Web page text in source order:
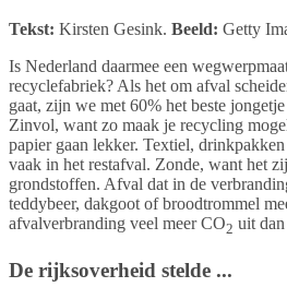
Tekst: Kirsten Gesink. Beeld: Getty
Is Nederland daarmee een
recyclefabriek? Als het om afval
gaat, zijn we met 60% het beste
Zinvol, want zo maak je recycling
papier gaan lekker. Textiel,
vaak in het restafval. Zonde, want het
grondstoffen. Afval dat in de
teddybeer, dakgoot of broodtrommel
afvalverbranding veel meer CO2 uit
De rijksoverheid stelde ...